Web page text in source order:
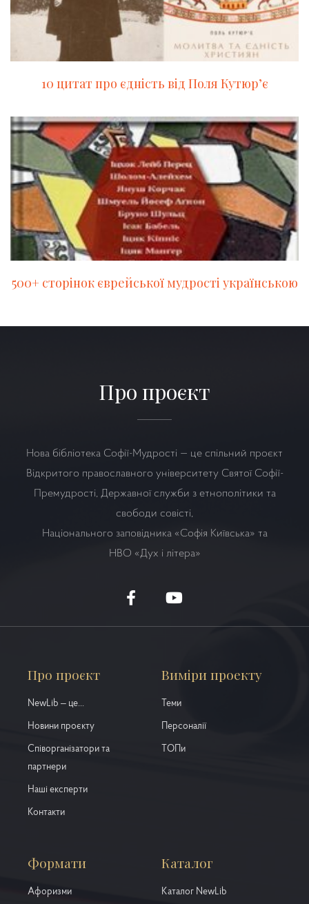
10 цитат про єдність від Поля Кутюр’є
500+ сторінок єврейської мудрості українською
Про проєкт
Нова бібліотека Софії-Мудрості — це спільний проєкт
Відкритого православного університету Святої Софії-
Премудрості, Державної служби з етнополітики та
свободи совісті,
Національного заповідника «Софія Київська» та
НВО «Дух і літера»
Про проєкт
NewLib – це...
Новини проєкту
Співорганізатори та
партнери
Наші експерти
Контакти
Виміри проекту
Теми
Персоналії
ТОПи
Формати
Афоризми
Каталог
Каталог NewLib